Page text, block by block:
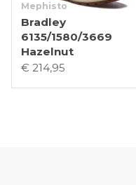
Mephisto
Bradley
6135/1580/3669
Hazelnut
€ 214,95